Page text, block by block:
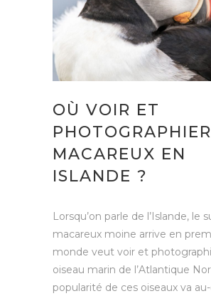
OÙ VOIR ET
MACAREUX EN
ISLANDE ?
Lorsqu’on parle de l’Islande, le
macareux moine arrive en
monde veut voir et
oiseau marin de l’Atlantique
popularité de ces oiseaux va